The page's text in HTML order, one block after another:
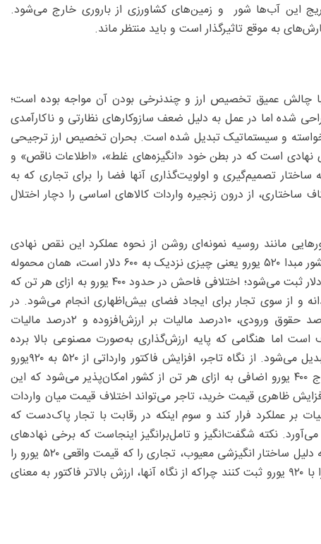
این آب‌ها شور و زمین‌های کشاورزی از باروری خارج می‌شود.
به موقع تاثیرگذار است و باید منتظر ماند.
چالش عمیق تخصیص ارز و چندنرخی بودن آن مواجه بوده است؛
شده اما در عمل به دلیل ضعف سازوکارهای نظارتی و ناکارآمدی
و سیستماتیک تبدیل شده است. بحران تخصیص ارز ترجیحی
نهادی است که در بطن خود «انگیزه‌های غلط»، «اطلاعات ناقص» و
تصمیم‌گیری و اولویت‌گذاری آنها فضا را برای تجاری که به
از درون زنجیره واردات کالاهای اساسی را دچار اختلال
مانند روسیه نمونه‌ای روشن از نحوه عملکرد این نقص نهادی
است. در شرایطی که قیمت واقعی هر تن حبوبات در کشور مبدا ۵۲۰ یورو یعنی چیزی نزدیک به ۶۰۰ دلار است، همان محموله
در اسناد وارداتی ایران با رقم ۹۲۰یورو معادل حدود ۱۱۰۰دلار ثبت می‌شود؛ اختلافی فاحش در حدود ۴۰۰ یورو به ازای هر تن که
و از سوی تجار برای ایجاد فضای بیش‌اظهاری انجام می‌شود. در
ظاهر محاسبات گمرکی بر پایه ارزش کالا، شامل ۴‌درصد حقوق ورودی، ۱۰‌درصد مالیات بر ارزش‌افزوده و ۲‌درصد مالیات
سازوکاری شفاف است اما هنگامی که پایه ارزش‌گذاری به‌صورت مصنوعی بالا برده
شود، همین فرمول ساده به ابزاری برای ایجاد رانت تبدیل می‌شود. از نگاه تاجر، افزایش فاکتور وارداتی از ۵۲۰ به ۹۲۰یورو
چند کارکرد کلیدی دارد: اول اینکه با بیش‌اظهاری، خروج ۴۰۰ یورو اضافی به ازای هر تن از کشور امکان‌پذیر می‌شود که این
ظاهری قیمت خرید، تاجر می‌تواند اختلاف قیمت میان واردات
نشان دهد و از پرداخت ۲۵‌درصد مالیات بر عملکرد فرار کند و سوم اینکه در رقابت با تجار پاک‌دست که
نکته شگفت‌انگیز و تامل‌برانگیز اینجاست که برخی نهادهای
دولتی به‌جای آنکه این عمل را محدود یا اصلاح کنند به دلیل ساختار انگیزشی معیوب، تجاری را که قیمت واقعی ۵۲۰ یورو را
اعلام می‌کنند، تحت فشار قرار می‌دهند تا فاکتور خود را با ۹۲۰ یورو ثبت کنند چراکه از نگاه آنها، ارزش بالاتر فاکتور به معنای